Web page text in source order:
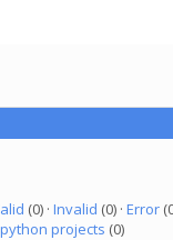
(0) · Invalid (0) · Error
projects (0)